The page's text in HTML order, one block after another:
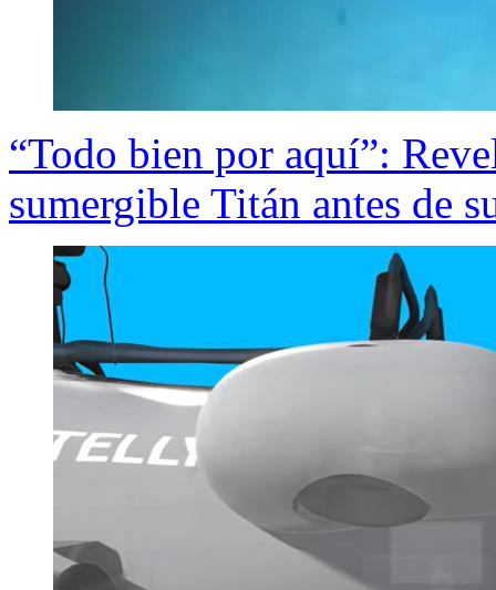
“Todo bien por aquí”:
sumergible Titán antes de